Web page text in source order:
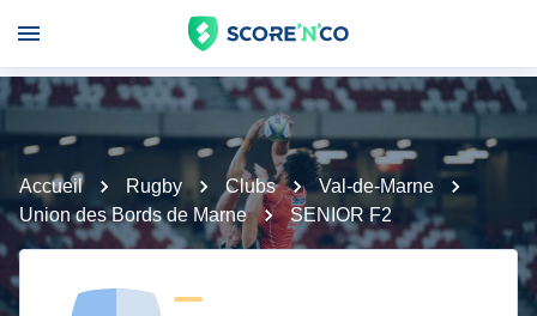
Accueil Rugby Clubs
Val-de-Marne
Union des Bords de Marne
SENIOR F2